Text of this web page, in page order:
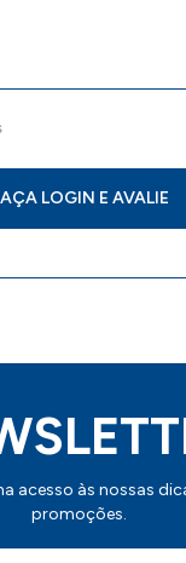
LOGIN E AVALIE
acesso às nossas
promoções.